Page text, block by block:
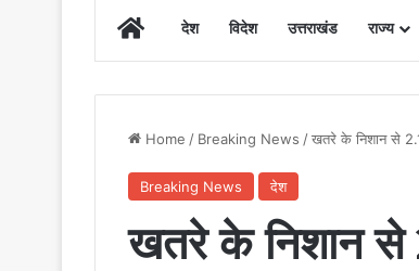
Homeदेश विदेश उत्तराखंड राज्य
Home / Breaking News /खतरे के निशान से
Breaking News देश
खतरे के निशान से